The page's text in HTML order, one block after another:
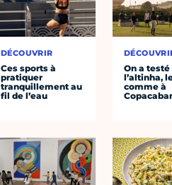
DÉCOUVRIR
Ces sports à
pratiquer
tranquillement au
fil de l’eau
On a testé
l’altinha,
comme à